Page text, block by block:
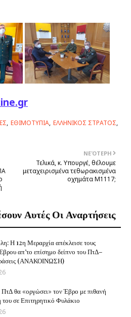
ΕΘΙΜΟΤΥΠΙΑ ΕΛΛΗΝΙΚΟΣ ΣΤΡΑΤΟΣ
ΝΕΌΤΕΡΗ
Τελικά, κ. Υπουργέ, θέλουμε
μεταχειρισμένα τεθωρακισμένα
οχημάτα Μ1117;
Αυτές Οι Αναρτήσεις
Η 12η Μεραρχία απέκλεισε τους
απ’το επίσημο δείπνο του ΠτΔ–
(ΑΝΑΚΟΙΝΩΣΗ)
ΠτΔ θα «οργώσει» τον Έβρο με πιθανή
του σε Επιτηρητικό Φυλάκιο